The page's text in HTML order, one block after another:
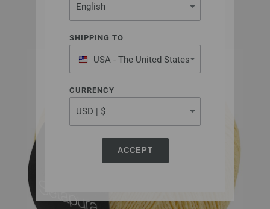
SHIPPING TO
USA - The United States
of America
CURRENCY
ACCEPT